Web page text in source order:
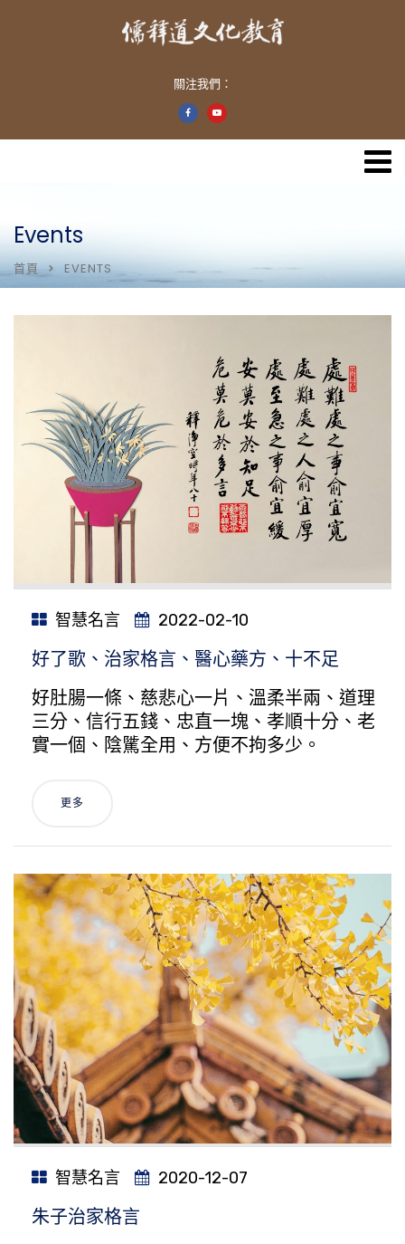
關注我們：
Events
首頁 EVENTS
智慧名言 2022-02-10
好了歌、治家格言、醫心藥方、十不足
好肚腸一條、慈悲心一片、溫柔半兩、道理
三分、信行五錢、忠直一塊、孝順十分、老
實一個、陰騭全用、方便不拘多少。
更多
智慧名言 2020-12-07
朱子治家格言